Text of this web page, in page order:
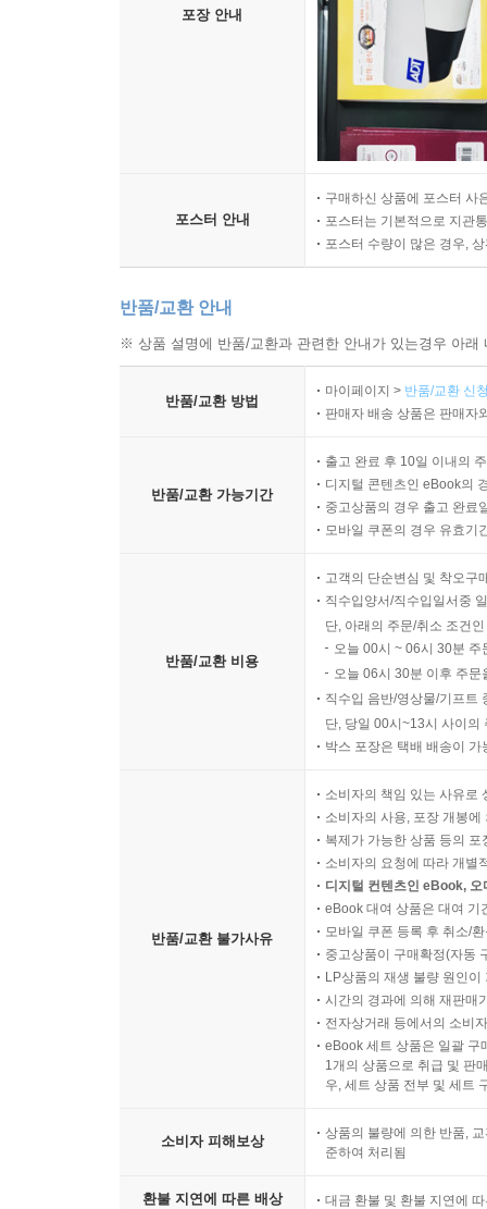
포장 안내
포스터 안내
구매하신 상품에 포스터 사
포스터는 기본적으로 지관
포스터 수량이 많은 경우,
반품/교환 안내
※ 상품 설명에 반품/교환과 관련한 안내가 있는경우 아
반품/교환 방법
마이페이지 > 반품/교환 신
판매자 배송 상품은 판매자
반품/교환 가능기간
출고 완료 후 10일 이내의
디지털 콘텐츠인 eBook의
중고상품의 경우 출고 완료
모바일 쿠폰의 경우 유효기
반품/교환 비용
고객의 단순변심 및 착오구
직수입양서/직수입일서중
단, 아래의 주문/취소 조건
오늘 00시 ~ 06시 30분
오늘 06시 30분 이후 주
직수입 음반/영상물/기프트
단, 당일 00시~13시 사이의
박스 포장은 택배 배송이
반품/교환 불가사유
소비자의 책임 있는 사유로
소비자의 사용, 포장 개봉
복제가 가능한 상품 등의
소비자의 요청에 따라 개별
디지털 컨텐츠인 eBook,
eBook 대여 상품은 대여 기
모바일 쿠폰 등록 후 취소/
중고상품이 구매확정(자동
LP상품의 재생 불량 원인
시간의 경과에 의해 재판매
전자상거래 등에서의 소비
eBook 세트 상품은 일괄 구
1개의 상품으로 취급 및 판
우, 세트 상품 전부 및 세트
소비자 피해보상
상품의 불량에 의한 반품,
준하여 처리됨
환불 지연에 따른 배상 대금 환불 및 환불 지연에